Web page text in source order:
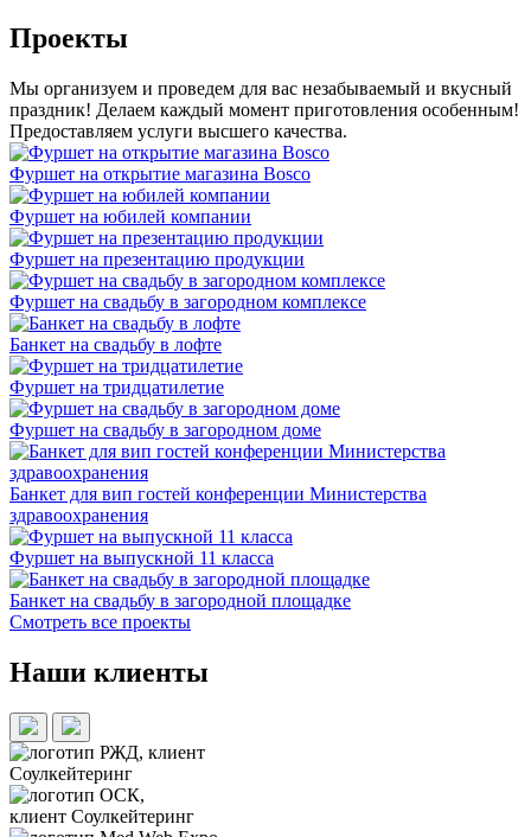
Проекты
Мы организуем и проведем для вас незабываемый и вкусный
праздник! Делаем каждый момент приготовления особенным!
Предоставляем услуги высшего качества.
Фуршет на открытие магазина Bosco
Фуршет на юбилей компании
Фуршет на презентацию продукции
Фуршет на свадьбу в загородном комплексе
Банкет на свадьбу в лофте
Фуршет на тридцатилетие
Фуршет на свадьбу в загородном доме
Банкет для вип гостей конференции Министерства
здравоохранения
Фуршет на выпускной 11 класса
Банкет на свадьбу в загородной площадке
Смотреть все проекты
Наши клиенты